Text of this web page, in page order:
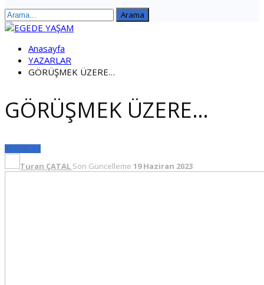
Anasayfa
YAZARLAR
GÖRÜŞMEK ÜZERE…
GÖRÜŞMEK ÜZERE…
Turan ÇATAL Son Güncelleme 19 Haziran 2023